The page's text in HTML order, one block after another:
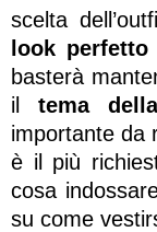
scelta
look perfetto
basterà
iltema
importante da
è il più
cosa
su come